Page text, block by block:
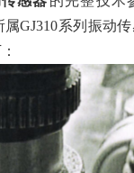
GJ310系列振动